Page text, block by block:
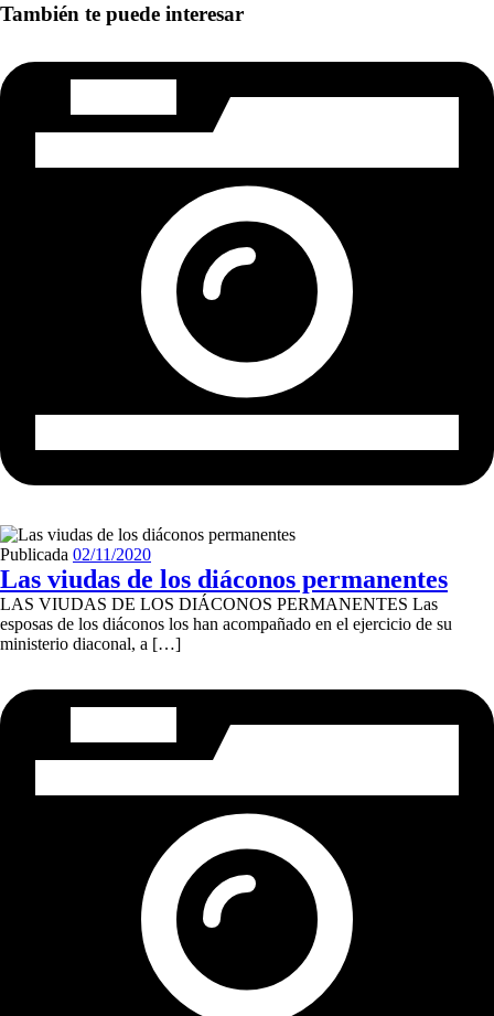
También te puede interesar
Publicada 02/11/2020
Las viudas de los diáconos permanentes
LAS VIUDAS DE LOS DIÁCONOS PERMANENTES Las
esposas de los diáconos los han acompañado en el ejercicio de su
ministerio diaconal, a […]